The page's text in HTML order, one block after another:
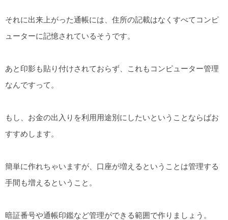
それに出来上がった通帳には、住所の記載はなくすべてコンピ
ューターに記憶されているそうです。
あと印影も貼り付けされておらず、これもコンピューター管理
なんですって。
もし、お金の出入りを利用用途別にしたいということならばお
すすめします。
簡単に作れちゃいますが、口座が増えるということは管理する
手間も増えるということ。
暗証番号や通帳印鑑など管理ができる範囲で作りましょう。